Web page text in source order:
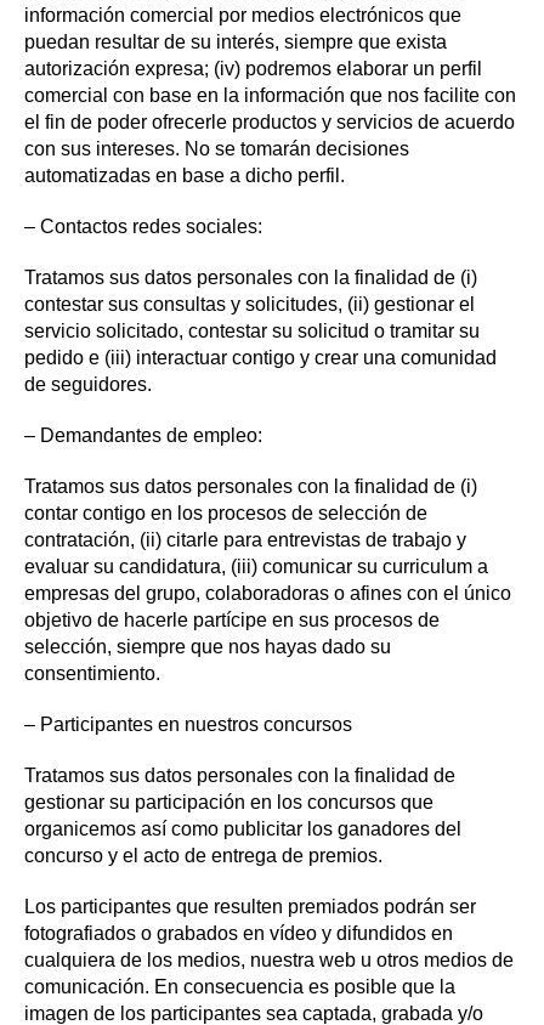
información comercial por medios electrónicos que
puedan resultar de su interés, siempre que exista
autorización expresa; (iv) podremos elaborar un perfil
comercial con base en la información que nos facilite con
el fin de poder ofrecerle productos y servicios de acuerdo
con sus intereses. No se tomarán decisiones
automatizadas en base a dicho perfil.
– Contactos redes sociales:
Tratamos sus datos personales con la finalidad de (i)
contestar sus consultas y solicitudes, (ii) gestionar el
servicio solicitado, contestar su solicitud o tramitar su
pedido e (iii) interactuar contigo y crear una comunidad
de seguidores.
– Demandantes de empleo:
Tratamos sus datos personales con la finalidad de (i)
contar contigo en los procesos de selección de
contratación, (ii) citarle para entrevistas de trabajo y
evaluar su candidatura, (iii) comunicar su curriculum a
empresas del grupo, colaboradoras o afines con el único
objetivo de hacerle partícipe en sus procesos de
selección, siempre que nos hayas dado su
consentimiento.
– Participantes en nuestros concursos
Tratamos sus datos personales con la finalidad de
gestionar su participación en los concursos que
organicemos así como publicitar los ganadores del
concurso y el acto de entrega de premios.
Los participantes que resulten premiados podrán ser
fotografiados o grabados en vídeo y difundidos en
cualquiera de los medios, nuestra web u otros medios de
comunicación. En consecuencia es posible que la
imagen de los participantes sea captada, grabada y/o